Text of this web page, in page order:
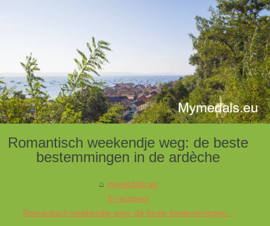
Romantisch weekendje weg: de beste
bestemmingen in de ardèche
mymedals.eu
E-reizigers
Romantisch weekendje weg: de beste bestemmingen...